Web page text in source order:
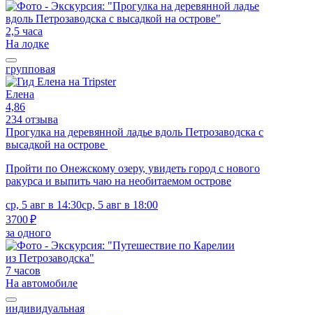
2,5 часа
На лодке
групповая
Елена
4,86
234 отзыва
Прогулка на деревянной ладье вдоль Петрозаводска с
высадкой на острове
Пройти по Онежскому озеру, увидеть город с нового
ракурса и выпить чаю на необитаемом острове
ср, 5 авг в 14:30ср, 5 авг в 18:00
3700 ₽
за одного
7 часов
На автомобиле
индивидуальная